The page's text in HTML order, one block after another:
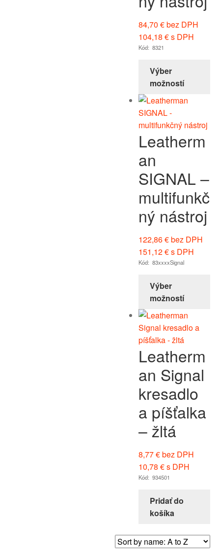
84,70 €bez DPH
104,18 €s DPH
Kód: 8321
Výber
možností
Leatherm
an
SIGNAL –
multifunkč
ný nástroj
122,86€bez DPH
151,12€s DPH
Kód: 83xxxxSignal
Výber
možností
Leatherm
an Signal
kresadlo
a píšťalka
– žltá
8,77€bez DPH
10,78 €s DPH
Kód: 934501
Pridať do
košíka